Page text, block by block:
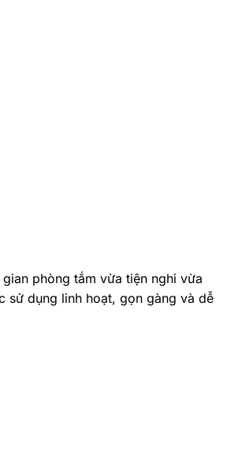
phòng tắm vừa tiện nghi vừa
sử dụng linh hoạt, gọn gàng và dễ